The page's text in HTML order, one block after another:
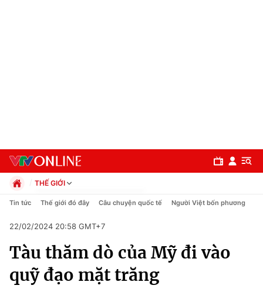
Chuyên mục
Chính trị
THẾ GIỚI
Chính trị
Pháp luật
Kinh tế
Thể thao
Truyền hình
Tin tức Thế giới đó đây Câu chuyện quốc tế Người Việt bốn phương
22/02/2024 20:58 GMT+7
Tàu thăm dò của Mỹ đi vào
quỹ đạo mặt trăng